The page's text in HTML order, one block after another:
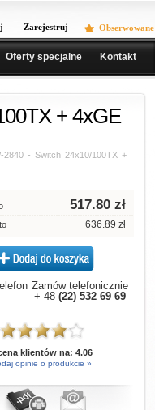
Zarejestruj Obserwowane
Oferty specjalne Kontakt
+ 4xGE
2840 - Switch 24x10/100TX +
517.80 zł
636.89 zł
Zamów telefonicznie
+ 48 (22) 532 69 69
klientów na: 4.06
opinie o produkcie »